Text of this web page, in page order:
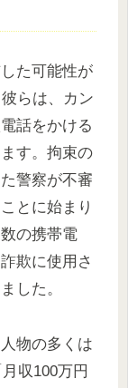
た可能性が
らは、カン
話をかける
す。拘束の
警察が不審
とに始まり
の携帯電
欺に使用さ
した。
物の多くは
収100万円